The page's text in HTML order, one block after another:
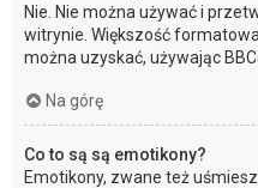
Nie. Nie można używać i
witrynie. Większość
można uzyskać, używając
Na górę
Co to są są emotikony?
Emotikony, zwane też